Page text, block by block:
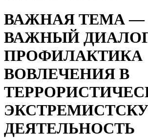
ВАЖНАЯ ТЕМА —
ВАЖНЫЙ
ПРОФИЛАКТИКА
ВОВЛЕЧЕНИЯ В
ДЕЯТЕЛЬНОСТЬ